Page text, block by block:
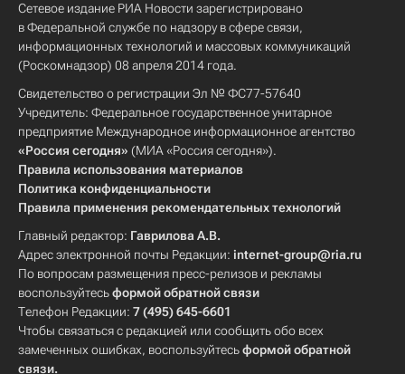
Сетевое издание РИА Новости зарегистрировано
в Федеральной службе по надзору в сфере связи,
информационных технологий и массовых коммуникаций
(Роскомнадзор) 08 апреля 2014 года.
Свидетельство о регистрации Эл № ФС77-57640
Учредитель: Федеральное государственное унитарное
предприятие Международное информационное агентство
«Россия сегодня» (МИА «Россия сегодня»).
Правила использования материалов
Политика конфиденциальности
Правила применения рекомендательных технологий
Главный редактор: Гаврилова А.В.
Адрес электронной почты Редакции: internet-group@ria.ru
По вопросам размещения пресс-релизов и рекламы
воспользуйтесьформой обратной связи
Телефон Редакции: 7 (495) 645-6601
Чтобы связаться с редакцией или сообщить обо всех
замеченных ошибках, воспользуйтесьформой обратной
связи.